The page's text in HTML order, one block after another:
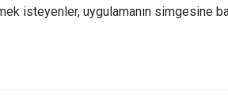
isteyenler, uygulamanın simgesine